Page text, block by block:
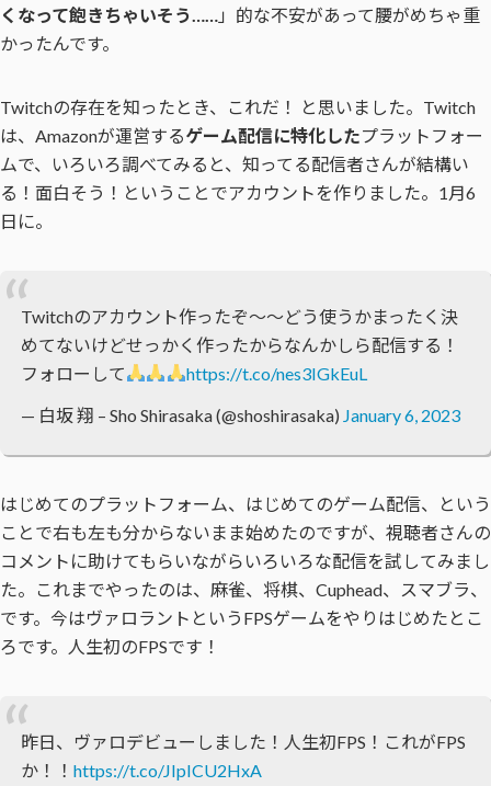
くなって飽きちゃいそう……
」的な不安があって腰がめちゃ重
かったんです。
Twitchの存在を知ったとき、これだ！ と思いました。Twitch
は、Amazonが運営するゲーム配信に特化したプラットフォー
ムで、いろいろ調べてみると、知ってる配信者さんが結構い
る！面白そう！ということでアカウントを作りました。1月6
日に。
Twitchのアカウント作ったぞ〜〜どう使うかまったく決
めてないけどせっかく作ったからなんかしら配信する！
フォローして
https://t.co/nes3IGkEuL
— 白坂 翔 – Sho Shirasaka (@shoshirasaka) January 6, 2023
はじめてのプラットフォーム、はじめてのゲーム配信、という
ことで右も左も分からないまま始めたのですが、視聴者さんの
コメントに助けてもらいながらいろいろな配信を試してみまし
た。これまでやったのは、麻雀、将棋、Cuphead、スマブラ、
です。今はヴァロラントというFPSゲームをやりはじめたとこ
ろです。人生初のFPSです！
昨日、ヴァロデビューしました！人生初FPS！これがFPS
か！！ https://t.co/JIpICU2HxA